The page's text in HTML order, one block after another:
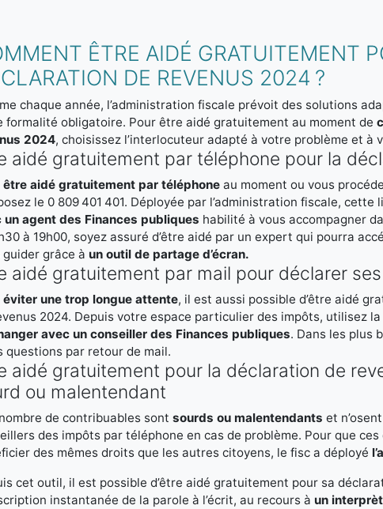
ÊTRE AIDÉ GRATUITEMENT
DE REVENUS 2024 ?
chaque année, l’administration fiscale prévoit des solutions
formalité obligatoire. Pour être aidé gratuitement au moment de
2024, choisissez l’interlocuteur adapté à votre problème et à
aidé gratuitement par téléphone pour la
être aidé gratuitement par téléphone au moment ou vous
le 0 809 401 401. Déployée par l’administration fiscale,
un agent des Finances publiques habilité à vous accompagner
à 19h00, soyez assuré d’être aidé par un expert qui pourra
guider grâce à un outil de partage d’écran.
aidé gratuitement par mail pour déclarer
éviter une trop longue attente, il est aussi possible d’être aidé
2024. Depuis votre espace particulier des impôts, utilisez
avec un conseiller des Finances publiques. Dans les plus
questions par retour de mail.
aidé gratuitement pour la déclaration de
ou malentendant
de contribuables sont sourds ou malentendants et
des impôts par téléphone en cas de problème. Pour que
des mêmes droits que les autres citoyens, le fisc a déployé
cet outil, il est possible d’être aidé gratuitement pour sa
instantanée de la parole à l’écrit, au recours à un